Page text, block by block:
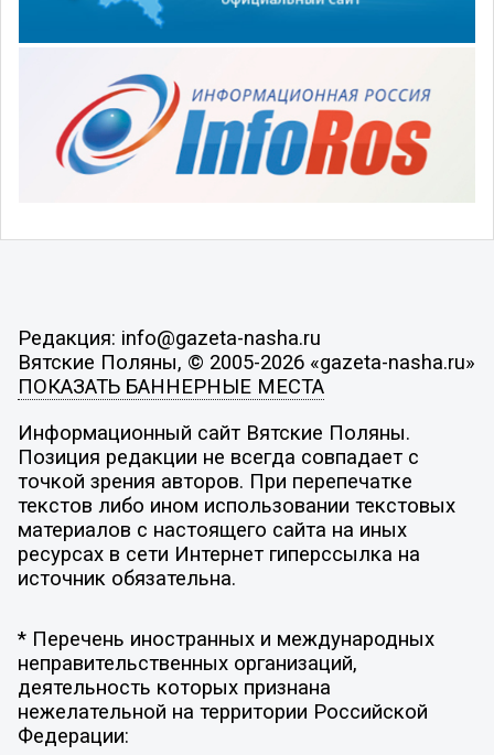
Редакция: info@gazeta-nasha.ru
Вятские Поляны, © 2005-2026 «gazeta-nasha.ru»
ПОКАЗАТЬ БАННЕРНЫЕ МЕСТА
Информационный сайт Вятские Поляны.
Позиция редакции не всегда совпадает с
точкой зрения авторов. При перепечатке
текстов либо ином использовании текстовых
материалов с настоящего сайта на иных
ресурсах в сети Интернет гиперссылка на
источник обязательна.
* Перечень иностранных и международных
неправительственных организаций,
деятельность которых признана
нежелательной на территории Российской
Федерации: